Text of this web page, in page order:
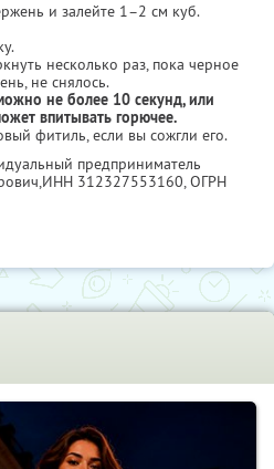
и залейте 1–2 см куб.
несколько раз, пока черное
не снялось.
не более 10 секунд, или
впитывать горючее.
фитиль, если вы сожгли его.
предприниматель
ИНН 312327553160, ОГРН